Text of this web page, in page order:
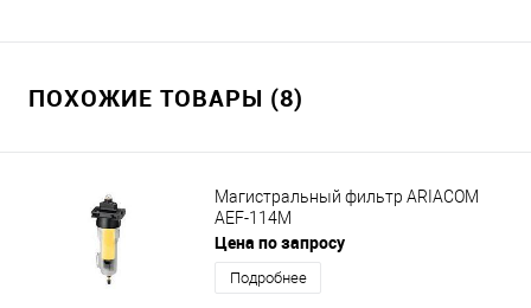
ПОХОЖИЕ ТОВАРЫ (8)
Магистральный фильтр ARIACOM
AEF-114M
Цена по запросу
Подробнее